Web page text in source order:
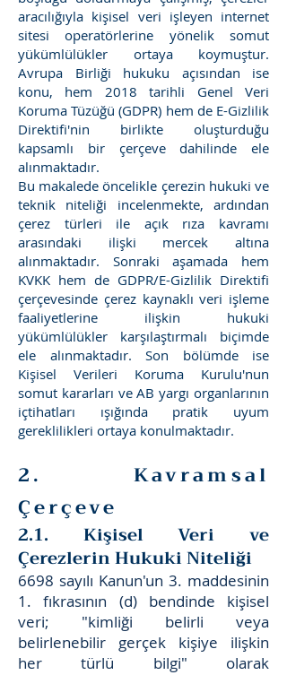
aracılığıyla kişisel veri işleyen internet
sitesi operatörlerine yönelik somut
yükümlülükler ortaya koymuştur.
Avrupa Birliği hukuku açısından ise
konu, hem 2018 tarihli Genel Veri
Koruma Tüzüğü (GDPR) hem de E-Gizlilik
Direktifi'nin birlikte oluşturduğu
kapsamlı bir çerçeve dahilinde ele
alınmaktadır.
Bu makalede öncelikle çerezin hukuki ve
teknik niteliği incelenmekte, ardından
çerez türleri ile açık rıza kavramı
arasındaki ilişki mercek altına
alınmaktadır. Sonraki aşamada hem
KVKK hem de GDPR/E-Gizlilik Direktifi
çerçevesinde çerez kaynaklı veri işleme
faaliyetlerine ilişkin hukuki
yükümlülükler karşılaştırmalı biçimde
ele alınmaktadır. Son bölümde ise
Kişisel Verileri Koruma Kurulu'nun
somut kararları ve AB yargı organlarının
içtihatları ışığında pratik uyum
gereklilikleri ortaya konulmaktadır.
2. Kavramsal
Çerçeve
2.1. Kişisel Veri ve
Çerezlerin Hukuki Niteliği
6698 sayılı Kanun'un 3. maddesinin
1. fıkrasının (d) bendinde kişisel
veri; "kimliği belirli veya
belirlenebilir gerçek kişiye ilişkin
her türlü bilgi" olarak